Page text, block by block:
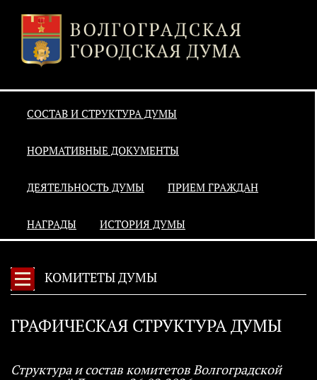
СОСТАВ И СТРУКТУРА ДУМЫ
НОРМАТИВНЫЕ ДОКУМЕНТЫ
ДЕЯТЕЛЬНОСТЬ ДУМЫ ПРИЕМ ГРАЖДАН
НАГРАДЫ ИСТОРИЯ ДУМЫ
КОМИТЕТЫ ДУМЫ
ГРАФИЧЕСКАЯ СТРУКТУРА ДУМЫ
Структура и состав комитетов Волгоградской